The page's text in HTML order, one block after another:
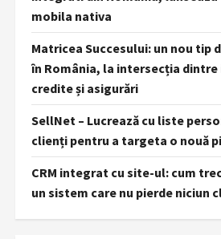
mobila nativa
Matricea Succesului: un nou tip
în România, la intersecția
credite și asigurări
SellNet – Lucrează cu liste
clienți pentru a targeta o nouă
CRM integrat cu site-ul: cum
un sistem care nu pierde niciun